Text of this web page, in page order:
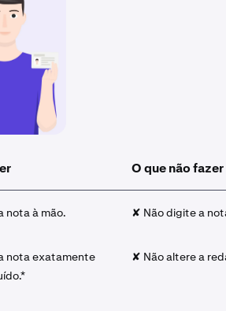
O que não fazer
nota à mão. ✘ Não digite a
nota exatamente
✘ Não altere a